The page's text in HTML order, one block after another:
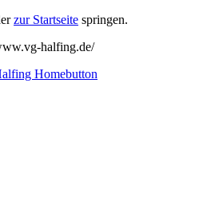
zur Startseite springen.
halfing.de/